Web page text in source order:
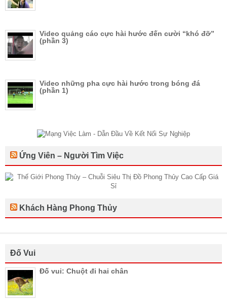
Video quảng cáo cực hài hước đến cười “khó đỡ”
(phần 3)
Video những pha cực hài hước trong bóng đá
(phần 1)
Ứng Viên – Người Tìm Việc
Khách Hàng Phong Thủy
Đố Vui
Đố vui: Chuột đi hai chân